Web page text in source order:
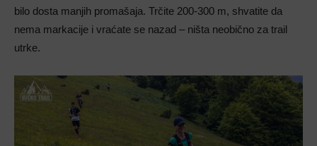
bilo dosta manjih promašaja. Trčite 200-300 m, shvatite da
nema markacije i vraćate se nazad – ništa neobično za trail
utrke.